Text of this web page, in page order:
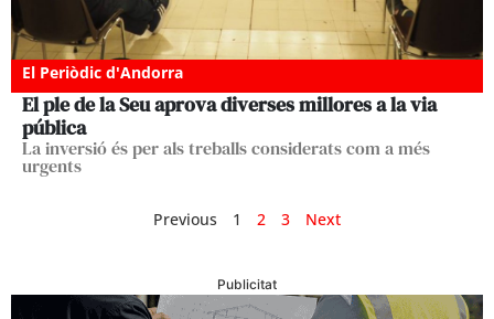
El Periòdic d'Andorra
El ple de la Seu aprova diverses millores a la via
pública
La inversió és per als treballs considerats com a més
urgents
Previous 1 2 3 Next
Publicitat